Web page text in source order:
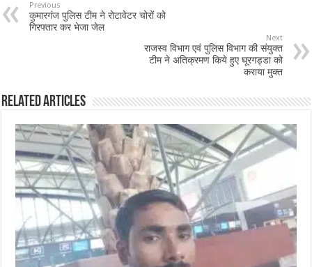
Previous
कुमारगंज पुलिस टीम ने रोटावेटर चोरों को
गिरफ्तार कर भेजा जेल
Next
राजस्व विभाग एवं पुलिस विभाग की संयुक्त
टीम ने अतिक्रमण किये हुए घूरगड्डा को
कराया मुक्त
Related Articles